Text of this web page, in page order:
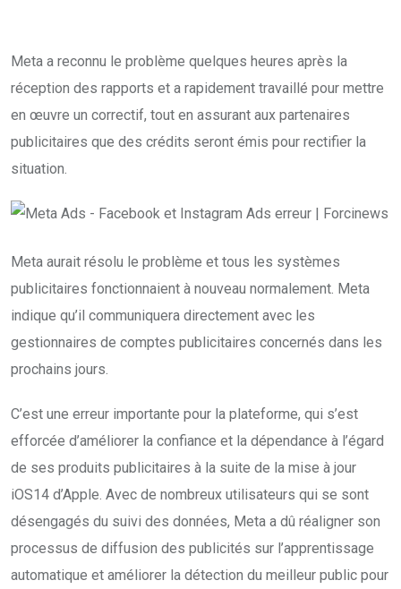
Meta a reconnu le problème quelques heures après la
réception des rapports et a rapidement travaillé pour mettre
en œuvre un correctif, tout en assurant aux partenaires
publicitaires que des crédits seront émis pour rectifier la
situation.
Meta aurait résolu le problème et tous les systèmes
publicitaires fonctionnaient à nouveau normalement. Meta
indique qu’il communiquera directement avec les
gestionnaires de comptes publicitaires concernés dans les
prochains jours.
C’est une erreur importante pour la plateforme, qui s’est
efforcée d’améliorer la confiance et la dépendance à l’égard
de ses produits publicitaires à la suite de la mise à jour
iOS14 d’Apple. Avec de nombreux utilisateurs qui se sont
désengagés du suivi des données, Meta a dû réaligner son
processus de diffusion des publicités sur l’apprentissage
automatique et améliorer la détection du meilleur public pour